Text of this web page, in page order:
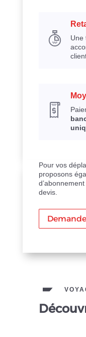
Une
Pour vos
proposons
devis.